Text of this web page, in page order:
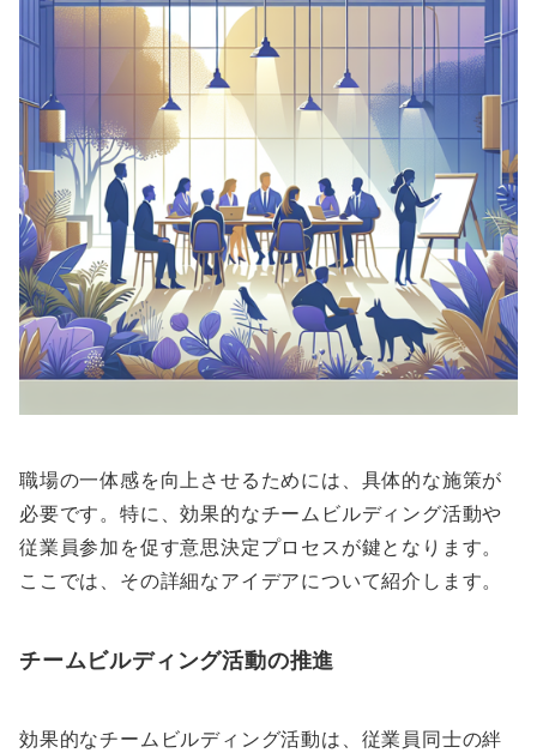
職場の一体感を向上させるためには、具体的な施策が
必要です。特に、効果的なチームビルディング活動や
従業員参加を促す意思決定プロセスが鍵となります。
ここでは、その詳細なアイデアについて紹介します。
チームビルディング活動の推進
効果的なチームビルディング活動は、従業員同士の絆